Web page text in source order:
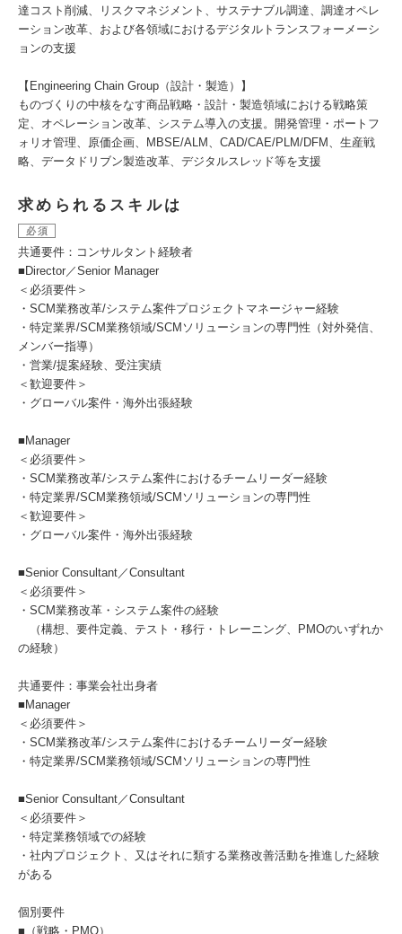
達コスト削減、リスクマネジメント、サステナブル調達、調達オペレ
ーション改革、および各領域におけるデジタルトランスフォーメーシ
ョンの支援
【Engineering Chain Group（設計・製造）】
ものづくりの中核をなす商品戦略・設計・製造領域における戦略策
定、オペレーション改革、システム導入の支援。開発管理・ポートフ
ォリオ管理、原価企画、MBSE/ALM、CAD/CAE/PLM/DFM、生産戦
略、データドリブン製造改革、デジタルスレッド等を支援
求められるスキルは
必須
共通要件：コンサルタント経験者
■Director／Senior Manager
＜必須要件＞
・SCM業務改革/システム案件プロジェクトマネージャー経験
・特定業界/SCM業務領域/SCMソリューションの専門性（対外発信、
メンバー指導）
・営業/提案経験、受注実績
＜歓迎要件＞
・グローバル案件・海外出張経験
■Manager
＜必須要件＞
・SCM業務改革/システム案件におけるチームリーダー経験
・特定業界/SCM業務領域/SCMソリューションの専門性
＜歓迎要件＞
・グローバル案件・海外出張経験
■Senior Consultant／Consultant
＜必須要件＞
・SCM業務改革・システム案件の経験
（構想、要件定義、テスト・移行・トレーニング、PMOのいずれか
の経験）
共通要件：事業会社出身者
■Manager
＜必須要件＞
・SCM業務改革/システム案件におけるチームリーダー経験
・特定業界/SCM業務領域/SCMソリューションの専門性
■Senior Consultant／Consultant
＜必須要件＞
・特定業務領域での経験
・社内プロジェクト、又はそれに類する業務改善活動を推進した経験
がある
個別要件
■（戦略・PMO）